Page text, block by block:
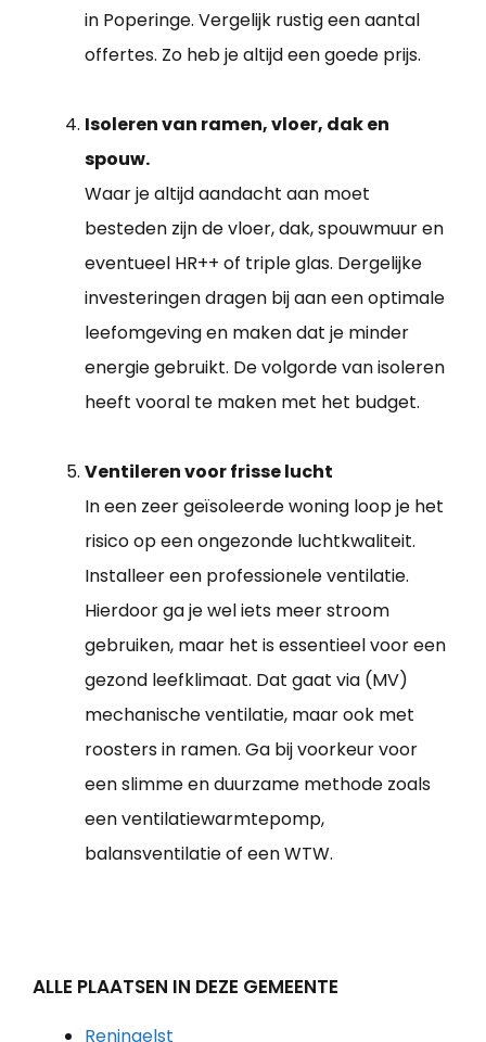
in Poperinge. Vergelijk rustig een aantal
offertes. Zo heb je altijd een goede prijs.
Isoleren van ramen, vloer, dak en
spouw.
Waar je altijd aandacht aan moet
besteden zijn de vloer, dak, spouwmuur en
eventueel HR++ of triple glas. Dergelijke
investeringen dragen bij aan een optimale
leefomgeving en maken dat je minder
energie gebruikt. De volgorde van isoleren
heeft vooral te maken met het budget.
Ventileren voor frisse lucht
In een zeer geïsoleerde woning loop je het
risico op een ongezonde luchtkwaliteit.
Installeer een professionele ventilatie.
Hierdoor ga je wel iets meer stroom
gebruiken, maar het is essentieel voor een
gezond leefklimaat. Dat gaat via (MV)
mechanische ventilatie, maar ook met
roosters in ramen. Ga bij voorkeur voor
een slimme en duurzame methode zoals
een ventilatiewarmtepomp,
balansventilatie of een WTW.
ALLE PLAATSEN IN DEZE GEMEENTE
Reningelst